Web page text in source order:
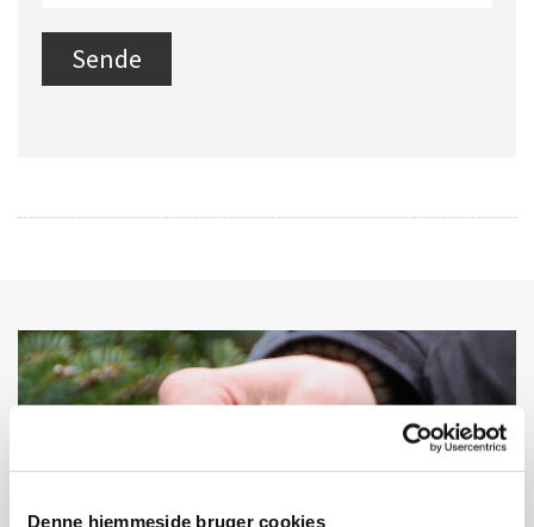
Denne hjemmeside bruger cookies